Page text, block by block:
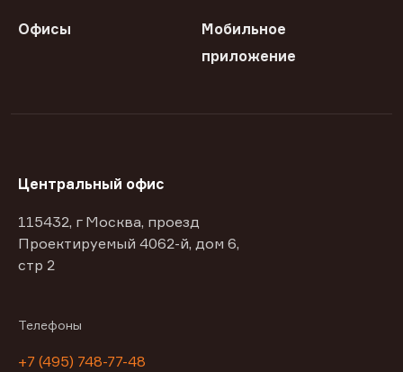
Офисы
Мобильное
приложение
Центральный офис
115432, г Москва, проезд
Проектируемый 4062-й, дом 6,
стр 2
Телефоны
+7 (495) 748-77-48